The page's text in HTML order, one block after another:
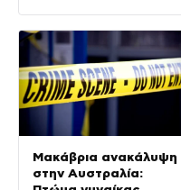
Μακάβρια ανακάλυψη
στην Αυστραλία: